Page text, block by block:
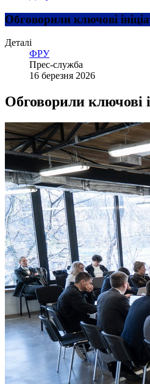
Обговорили ключові
Деталі
ФРУ
Прес-служба
16 березня 2026
Обговорили ключові